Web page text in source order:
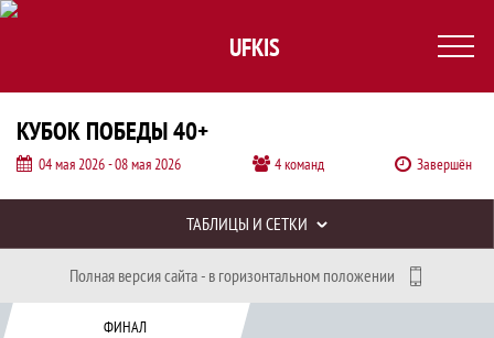
UFKIS
КУБОК ПОБЕДЫ 40+
04 мая 2026 - 08 мая 2026 4 команд Завершён
Таблицы и сетки, Кубок Победы 40+,
Полная версия сайта - в горизонтальном положении
Плей-офф
ФИНАЛ
ТАБЛИЦЫ И СЕТКИ
Таблицы турнира